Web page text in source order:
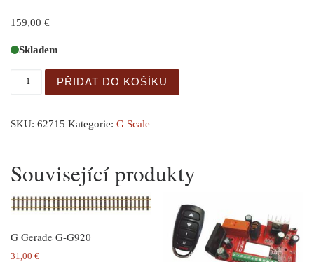
159,00 €
Skladem
G-Shinns Billiard Parlor Built-Up množství
PŘIDAT DO KOŠÍKU
SKU: 62715 Kategorie: G Scale
Související produkty
G Gerade G-G920
31,00 €